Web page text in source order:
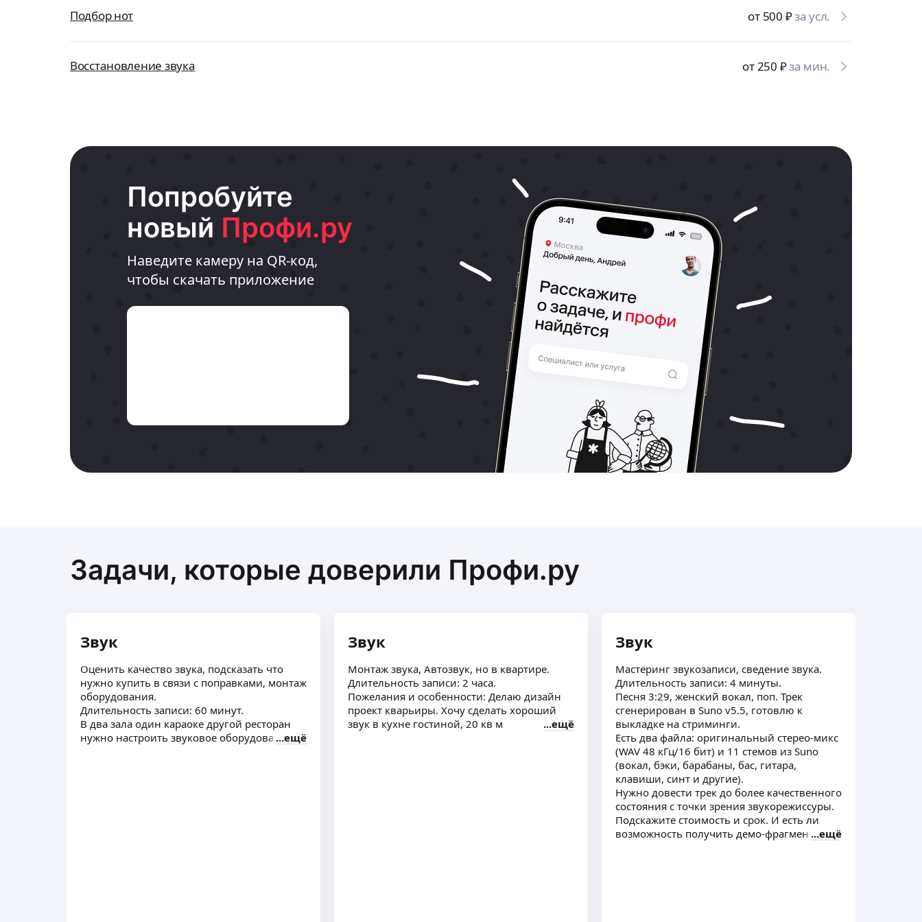
Подбор нот от 500 ₽за усл.
Восстановление звука от 250 ₽за мин.
Попробуйте
новый Профи.ру
Наведите камеру на QR-код,
чтобы скачать приложение
Задачи, которые доверили Профи.ру
Звук
Оценить качество звука, подсказать что
нужно купить в связи с поправками, монтаж
оборудования.
Длительность записи: 60 минут.
В два зала один караоке другой ресторан
нужно настроить звуковое оборудованиеещё
Звук
Монтаж звука, Автозвук, но в квартире.
Длительность записи: 2 часа.
Пожелания и особенности: Делаю дизайн
проект кварьиры. Хочу сделать хороший
звук в кухне гостиной, 20 кв м
ещё
Звук
Мастеринг звукозаписи, сведение звука.
Длительность записи: 4 минуты.
Песня 3:29, женский вокал, поп. Трек
сгенерирован в Suno v5.5, готовлю к
выкладке на стриминги.
Есть два файла: оригинальный стерео-микс
(WAV 48 кГц/16 бит) и 11 стемов из Suno
(вокал, бэки, барабаны, бас, гитара,
клавиши, синт и другие).
Нужно довести трек до более качественного
состояния с точки зрения звукорежиссуры.
Подскажите стоимость и срок. И есть ли
возможность получить демо-фрагмент?ещё